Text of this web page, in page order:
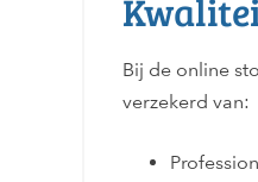
Bij de online
verzekerd van: